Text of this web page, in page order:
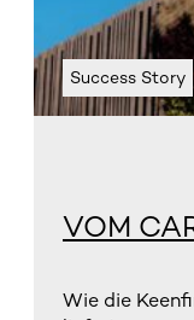
Success Story
VOM
Wie die